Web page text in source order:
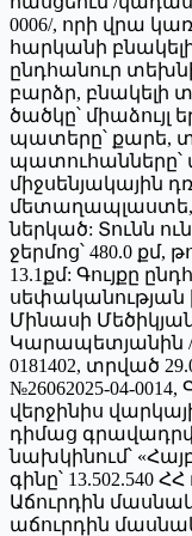
0006/, որի վրա
հարկանի
ընդհանուր
բարձր, բնակելի
ծածկը՝
պատերը՝ քարե,
միջսենյակային
ներկած: Տունն
ջերմոց՝ 480.0
13.1քմ: Գույքը
սեփականության
Մինասի
Կարապետյանին /
0181402, տրված
№26062025-04-
վերջինիս
դիմաց
նախկինում՝
գինը՝ 13.502.540
Աճուրդին
աճուրդին